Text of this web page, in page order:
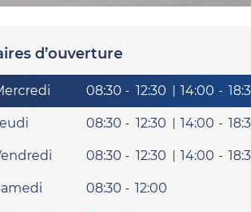
d’ouverture
della settimana Heures
08:30 - 12:30 14:00 -
08:30 - 12:30 14:00 -
08:30 - 12:30 14:00 -
08:30 - 12:00